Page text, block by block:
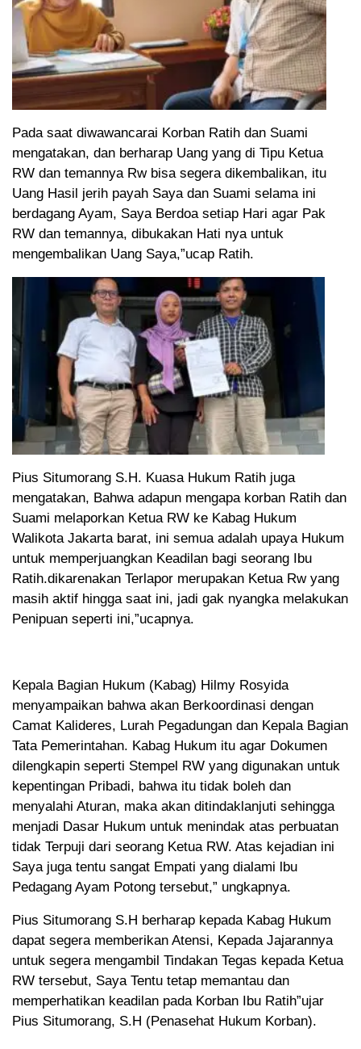
Pada saat diwawancarai Korban Ratih dan Suami
mengatakan, dan berharap Uang yang di Tipu Ketua
RW dan temannya Rw bisa segera dikembalikan, itu
Uang Hasil jerih payah Saya dan Suami selama ini
berdagang Ayam, Saya Berdoa setiap Hari agar Pak
RW dan temannya, dibukakan Hati nya untuk
mengembalikan Uang Saya,”ucap Ratih.
Pius Situmorang S.H. Kuasa Hukum Ratih juga
mengatakan, Bahwa adapun mengapa korban Ratih dan
Suami melaporkan Ketua RW ke Kabag Hukum
Walikota Jakarta barat, ini semua adalah upaya Hukum
untuk memperjuangkan Keadilan bagi seorang Ibu
Ratih.dikarenakan Terlapor merupakan Ketua Rw yang
masih aktif hingga saat ini, jadi gak nyangka melakukan
Penipuan seperti ini,”ucapnya.
Kepala Bagian Hukum (Kabag) Hilmy Rosyida
menyampaikan bahwa akan Berkoordinasi dengan
Camat Kalideres, Lurah Pegadungan dan Kepala Bagian
Tata Pemerintahan. Kabag Hukum itu agar Dokumen
dilengkapin seperti Stempel RW yang digunakan untuk
kepentingan Pribadi, bahwa itu tidak boleh dan
menyalahi Aturan, maka akan ditindaklanjuti sehingga
menjadi Dasar Hukum untuk menindak atas perbuatan
tidak Terpuji dari seorang Ketua RW. Atas kejadian ini
Saya juga tentu sangat Empati yang dialami lbu
Pedagang Ayam Potong tersebut,” ungkapnya.
Pius Situmorang S.H berharap kepada Kabag Hukum
dapat segera memberikan Atensi, Kepada Jajarannya
untuk segera mengambil Tindakan Tegas kepada Ketua
RW tersebut, Saya Tentu tetap memantau dan
memperhatikan keadilan pada Korban Ibu Ratih”ujar
Pius Situmorang, S.H (Penasehat Hukum Korban).